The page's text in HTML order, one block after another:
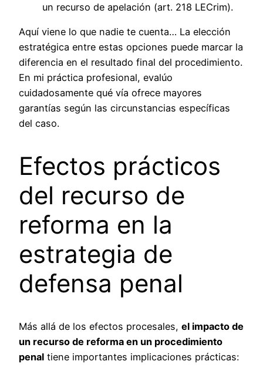
un recurso de apelación (art. 218 LECrim).
Aquí viene lo que nadie te cuenta… La elección
estratégica entre estas opciones puede marcar la
diferencia en el resultado final del procedimiento.
En mi práctica profesional, evalúo
cuidadosamente qué vía ofrece mayores
garantías según las circunstancias específicas
del caso.
Efectos prácticos
del recurso de
reforma en la
estrategia de
defensa penal
Más allá de los efectos procesales, el impacto de
un recurso de reforma en un procedimiento
penal tiene importantes implicaciones prácticas: